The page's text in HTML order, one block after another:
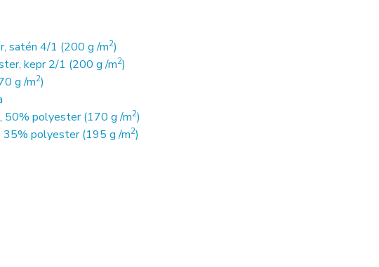
satén 4/1 (200 g /m2)
kepr 2/1 (200 g /m2)
g /m2)
50% polyester (170 g /m2)
35% polyester (195 g /m2)